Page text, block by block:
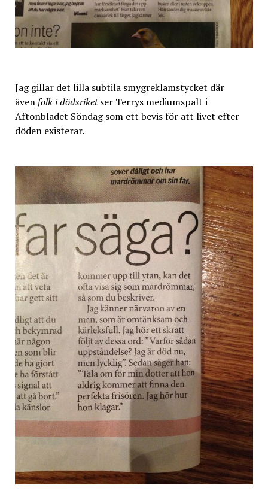
Jag gillar det lilla subtila smygreklamstycket där
även folk i dödsriketser Terrys mediumspalt i
Aftonbladet Söndag som ett bevis för att livet efter
döden existerar.